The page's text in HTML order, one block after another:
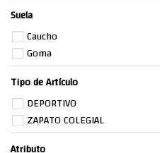
Suela
Caucho
Goma
Tipo de Artículo
DEPORTIVO
ZAPATO COLEGIAL